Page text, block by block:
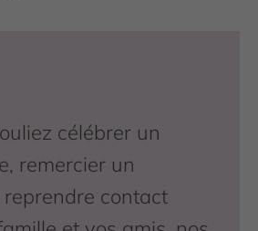
célébrer un
remercier un
contact